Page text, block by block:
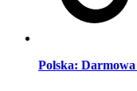
Polska: